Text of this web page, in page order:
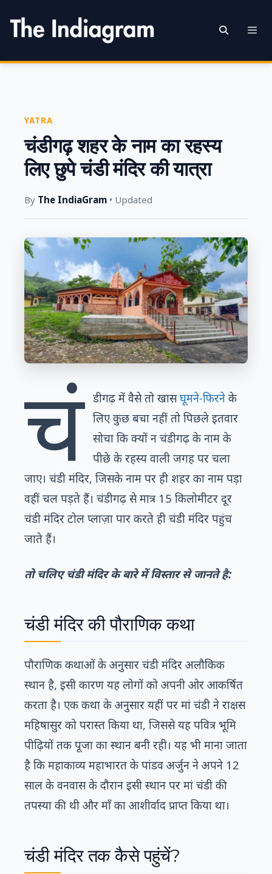
content
YATRA
चंडीगढ़ शहर के नाम का रहस्य
लिए छुपे चंडी मंदिर की यात्रा
By The IndiaGram • Updated
चं डीगढ़ में वैसे तो खासघूमने-फिरने के
लिए कुछ बचा नहीं तो पिछले इतवार
सोचा कि क्यों न चंडीगढ़ के नाम के
पीछे के रहस्य वाली जगह पर चला
जाए। चंडी मंदिर, जिसके नाम पर ही शहर का नाम पड़ा
वहीं चल पड़ते हैं। चंडीगढ़ से मात्र 15 किलोमीटर दूर
चंडी मंदिर टोल प्लाज़ा पार करते ही चंडी मंदिर पहुंच
जाते हैं।
तो चलिए चंडी मंदिर के बारे में विस्तार से जानते है:
चंडी मंदिर की पौराणिक कथा
पौराणिक कथाओं के अनुसार चंडी मंदिर अलौकिक
स्थान है, इसी कारण यह लोगों को अपनी ओर आकर्षित
करता है। एक कथा के अनुसार यहीं पर मां चंडी ने राक्षस
महिषासुर को परास्त किया था, जिससे यह पवित्र भूमि
पीढ़ियों तक पूजा का स्थान बनी रही। यह भी माना जाता
है कि महाकाव्य महाभारत के पांडव अर्जुन ने अपने 12
साल के वनवास के दौरान इसी स्थान पर मां चंडी की
तपस्या की थी और माँ का आशीर्वाद प्राप्त किया था।
चंडी मंदिर तक कैसे पहुंचें?